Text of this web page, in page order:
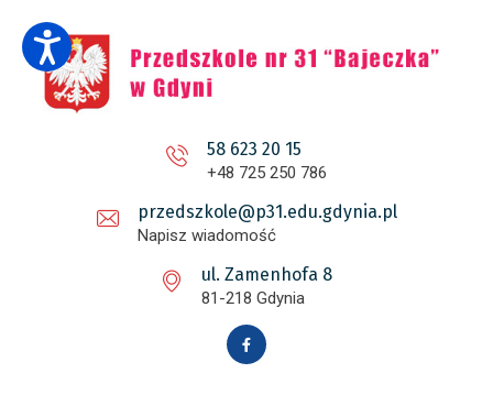
58 623 20 15
+48 725 250 786
przedszkole@p31.edu.gdynia.pl
Napisz wiadomość
ul. Zamenhofa 8
81-218 Gdynia